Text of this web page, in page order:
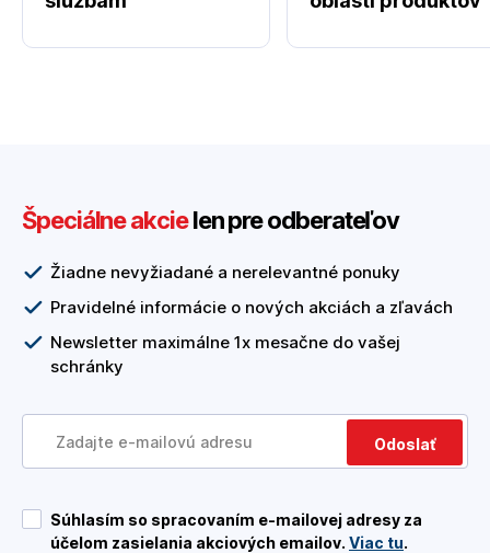
Špeciálne akcielen pre odberateľov
Žiadne nevyžiadané a nerelevantné ponuky
Pravidelné informácie o nových akciách a zľavách
Newsletter maximálne 1x mesačne do vašej
schránky
Odoslať
Súhlasím so spracovaním e-mailovej adresy za
účelom zasielania akciových emailov. Viac tu.